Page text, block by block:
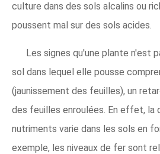
culture dans des sols alcalins ou
poussent mal sur des sols acides.
Les signes qu'une plante n'est
sol dans lequel elle pousse
(jaunissement des feuilles), un
des feuilles enroulées. En effet, la
nutriments varie dans les sols en
exemple, les niveaux de fer sont